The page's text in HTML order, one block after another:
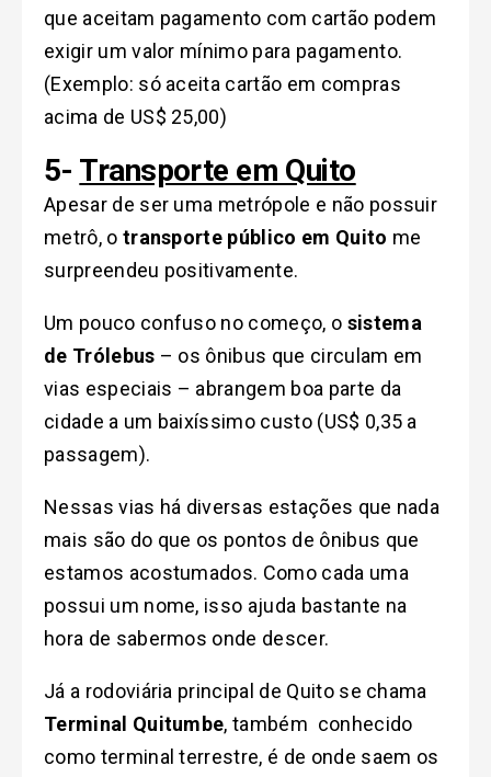
que aceitam pagamento com cartão podem
exigir um valor mínimo para pagamento.
(Exemplo: só aceita cartão em compras
acima de US$ 25,00)
5- Transporte em Quito
Apesar de ser uma metrópole e não possuir
metrô, o transporte público em Quito me
surpreendeu positivamente.
Um pouco confuso no começo, o sistema
de Trólebus – os ônibus que circulam em
vias especiais – abrangem boa parte da
cidade a um baixíssimo custo (US$ 0,35 a
passagem).
Nessas vias há diversas estações que nada
mais são do que os pontos de ônibus que
estamos acostumados. Como cada uma
possui um nome, isso ajuda bastante na
hora de sabermos onde descer.
Já a rodoviária principal de Quito se chama
Terminal Quitumbe, também conhecido
como terminal terrestre, é de onde saem os